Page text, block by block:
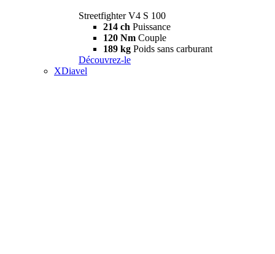
Streetfighter V4 S 100
214 ch Puissance
120 Nm Couple
189 kg Poids sans carburant
Découvrez-le
XDiavel